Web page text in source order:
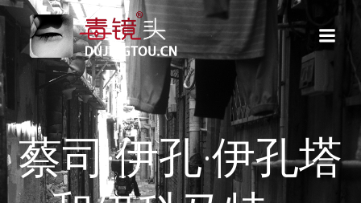
转
到
内
容
蔡司·伊孔·伊孔塔